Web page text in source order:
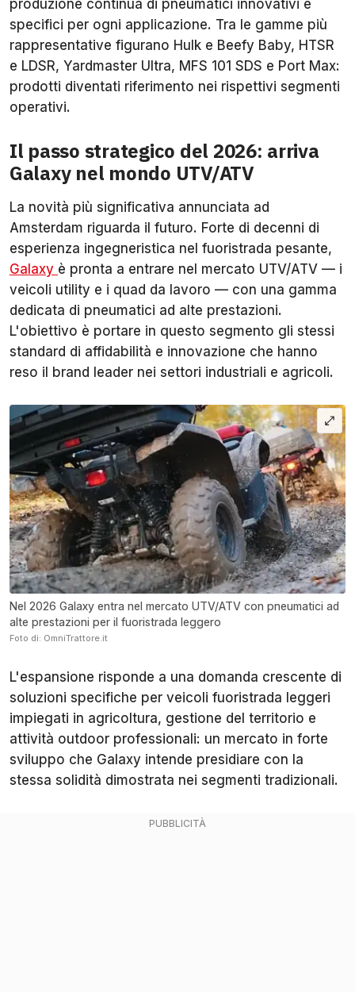
produzione continua di pneumatici innovativi e
specifici per ogni applicazione. Tra le gamme più
rappresentative figurano Hulk e Beefy Baby, HTSR
e LDSR, Yardmaster Ultra, MFS 101 SDS e Port Max:
prodotti diventati riferimento nei rispettivi segmenti
operativi.
Il passo strategico del 2026: arriva
Galaxy nel mondo UTV/ATV
La novità più significativa annunciata ad
Amsterdam riguarda il futuro. Forte di decenni di
esperienza ingegneristica nel fuoristrada pesante,
Galaxy è pronta a entrare nel mercato UTV/ATV — i
veicoli utility e i quad da lavoro — con una gamma
dedicata di pneumatici ad alte prestazioni.
L'obiettivo è portare in questo segmento gli stessi
standard di affidabilità e innovazione che hanno
reso il brand leader nei settori industriali e agricoli.
Nel 2026 Galaxy entra nel mercato UTV/ATV con pneumatici ad
alte prestazioni per il fuoristrada leggero
Foto di: OmniTrattore.it
L'espansione risponde a una domanda crescente di
soluzioni specifiche per veicoli fuoristrada leggeri
impiegati in agricoltura, gestione del territorio e
attività outdoor professionali: un mercato in forte
sviluppo che Galaxy intende presidiare con la
stessa solidità dimostrata nei segmenti tradizionali.